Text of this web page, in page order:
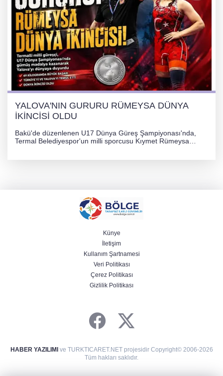
YALOVA'NIN GURURU RÜMEYSA DÜNYA
İKİNCİSİ OLDU
Bakü'de düzenlenen U17 Dünya Güreş Şampiyonası'nda,
Termal Belediyespor'un milli sporcusu Kıymet Rümeysa
Künye
İletişim
Kullanım Şartnamesi
Veri Politikası
Çerez Politikası
Gizlilik Politikası
HABER YAZILIMIve TURKTICARET.NET projesidir Copyright© 2006-2026
Tüm hakları saklıdır.